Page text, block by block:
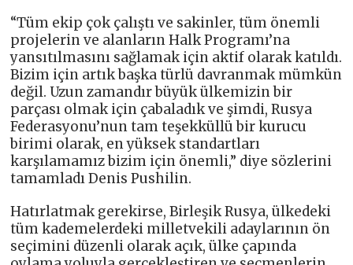
“Tüm ekip çok çalıştı ve sakinler, tüm önemli
projelerin ve alanların Halk Programı’na
yansıtılmasını sağlamak için aktif olarak katıldı.
Bizim için artık başka türlü davranmak mümkün
değil. Uzun zamandır büyük ülkemizin bir
parçası olmak için çabaladık ve şimdi, Rusya
Federasyonu’nun tam teşekküllü bir kurucu
birimi olarak, en yüksek standartları
karşılamamız bizim için önemli,” diye sözlerini
tamamladı Denis Pushilin.
Hatırlatmak gerekirse, Birleşik Rusya, ülkedeki
tüm kademelerdeki milletvekili adaylarının ön
seçimini düzenli olarak açık, ülke çapında